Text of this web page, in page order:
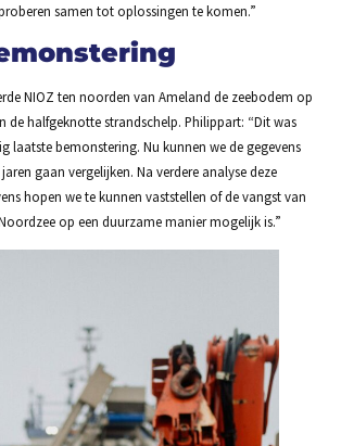
samen tot oplossingen te komen.”
NIOZ ten noorden van Ameland de zeebodem op
de halfgeknotte strandschelp. Philippart: “Dit was
laatste bemonstering. Nu kunnen we de gegevens
gaan vergelijken. Na verdere analyse deze
hopen we te kunnen vaststellen of de vangst van
op een duurzame manier mogelijk is.”